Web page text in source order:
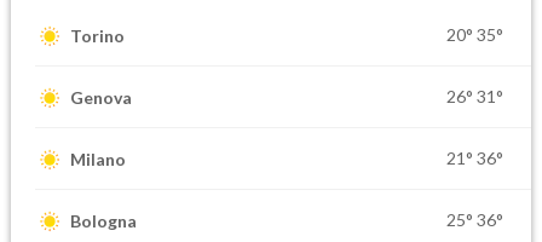
Torino 20° 35°
Genova 26° 31°
Milano 21° 36°
Bologna 25° 36°